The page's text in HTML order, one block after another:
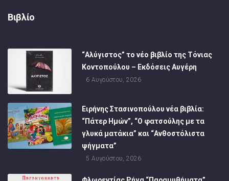
Βιβλίο
“Αλύγιστος” το νέο βιβλίο της Τόνιας
Κοντοπούλου – Εκδόσεις Αυγέρη
6 Αυγούστου, 2026
Ειρήνης Στασινοπούλου νέα βιβλία:
“Πάτερ Ημών”, “Ο φατσούλης με τα
γλυκά ματάκια” και “Ανθοστόλιστα
ψήγματα”
5 Αυγούστου, 2026